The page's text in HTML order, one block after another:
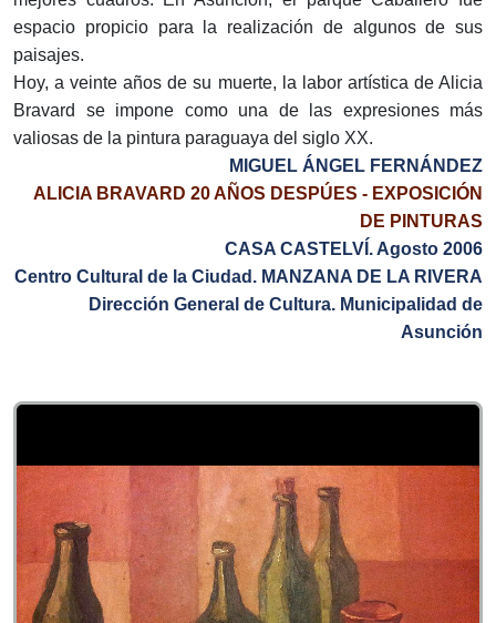
espacio propicio para la realización de algunos de sus
paisajes.
Hoy, a veinte años de su muerte, la labor artística de Alicia
Bravard se impone como una de las expresiones más
valiosas de la pintura paraguaya del siglo XX.
MIGUEL ÁNGEL FERNÁNDEZ
ALICIA BRAVARD 20 AÑOS DESPÚES - EXPOSICIÓN
DE PINTURAS
CASA CASTELVÍ. Agosto 2006
Centro Cultural de la Ciudad. MANZANA DE LA RIVERA
Dirección General de Cultura. Municipalidad de
Asunción